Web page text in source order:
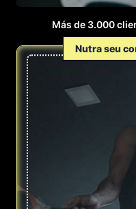
Más de 3.000
Nutra seu